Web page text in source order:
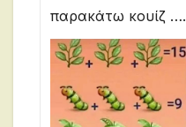
παρακάτω κουίζ ….